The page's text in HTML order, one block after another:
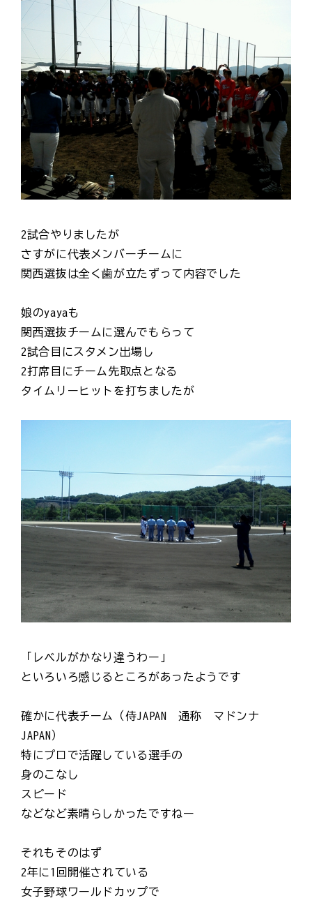
2試合やりましたが
さすがに代表メンバーチームに
関西選抜は全く歯が立たずって内容でした
娘のyayaも
関西選抜チームに選んでもらって
2試合目にスタメン出場し
2打席目にチーム先取点となる
タイムリーヒットを打ちましたが
「レベルがかなり違うわー」
といろいろ感じるところがあったようです
確かに代表チーム（侍JAPAN 通称 マドンナ
JAPAN）
特にプロで活躍している選手の
身のこなし
スピード
などなど素晴らしかったですねー
それもそのはず
2年に1回開催されている
女子野球ワールドカップで